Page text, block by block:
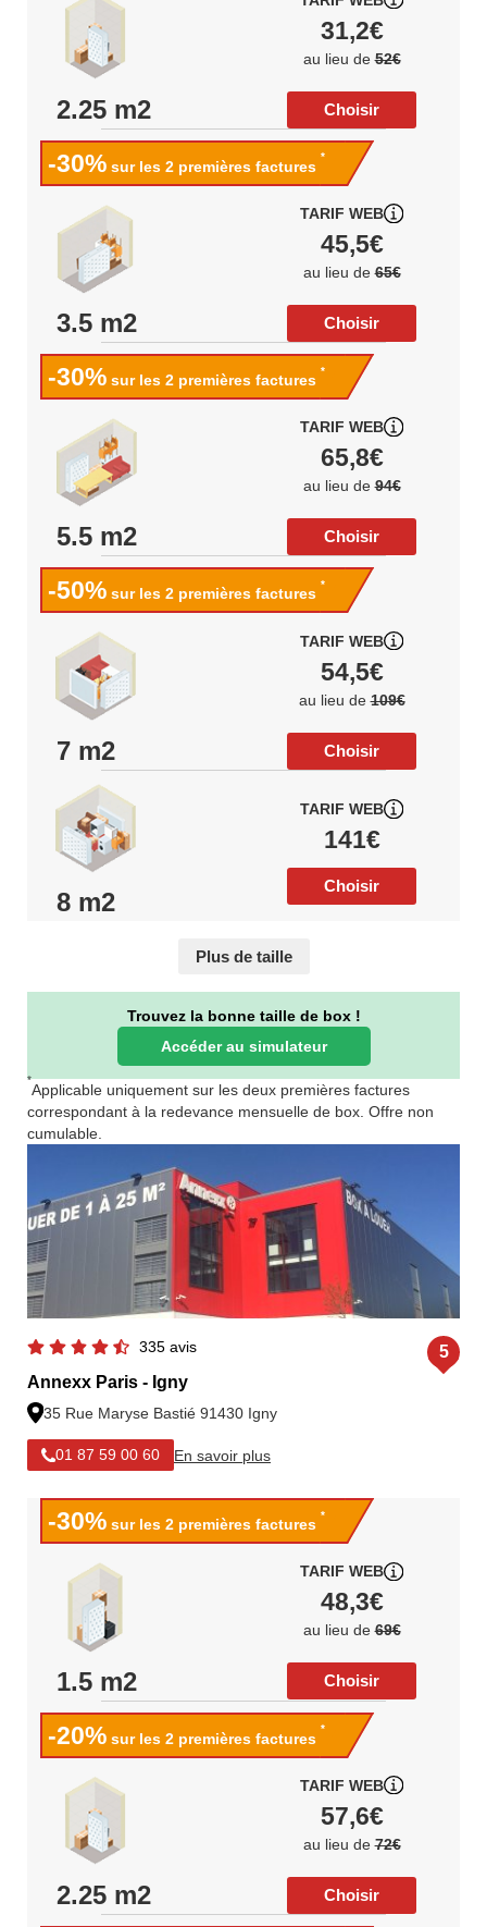
2.25 m2
31,2€
au lieu de52€
Choisir
-30% sur les 2 premières factures
*
3.5 m2
TARIF WEB
45,5€
au lieu de65€
Choisir
-30% sur les 2 premières factures
*
5.5 m2
TARIF WEB
65,8€
au lieu de94€
Choisir
-50% sur les 2 premières factures
*
7 m2
TARIF WEB
54,5€
au lieu de109€
Choisir
8 m2
TARIF WEB
141€
Choisir
Plus de taille
Trouvez la bonne taille de box !
Accéder au simulateur
*
Applicable uniquement sur les deux premières factures
correspondant à la redevance mensuelle de box. Offre non
cumulable.
335 avis
Annexx Paris - Igny
35 Rue Maryse Bastié 91430 Igny
01 87 59 00 60 En savoir plus
5
-30% sur les 2 premières factures
*
1.5 m2
TARIF WEB
48,3€
au lieu de69€
Choisir
-20% sur les 2 premières factures
*
2.25 m2
TARIF WEB
57,6€
au lieu de72€
Choisir